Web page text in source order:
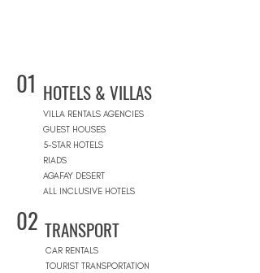
01 HOTELS & VILLAS
VILLA RENTALS AGENCIES
GUEST HOUSES
5-STAR HOTELS
RIADS
AGAFAY DESERT
ALL INCLUSIVE HOTELS
02 TRANSPORT
CAR RENTALS
TOURIST TRANSPORTATION